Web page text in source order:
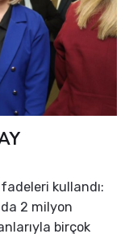
kullandı:
2 milyon
birçok